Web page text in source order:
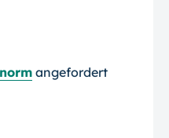
angefordert